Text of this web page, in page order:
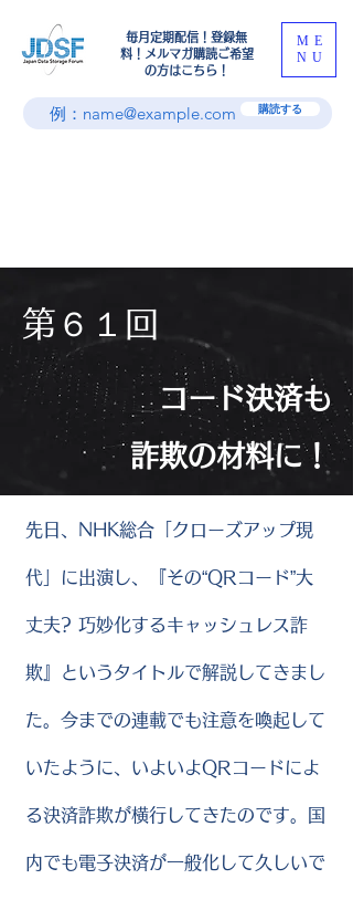
​毎月定期配信！登録無
料！メルマガ購読ご希望
の方はこちら！
ME
NU
購読する
第６１回
コード決済も
詐欺の材料に！
先日、NHK総合「クローズアップ現
代」に出演し、『その“QRコード”大
丈夫? 巧妙化するキャッシュレス詐
欺』というタイトルで解説してきまし
た。今までの連載でも注意を喚起して
いたように、いよいよQRコードによ
る決済詐欺が横行してきたのです。国
内でも電子決済が一般化して久しいで